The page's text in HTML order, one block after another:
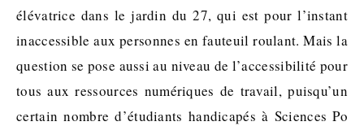
élévatrice dans le jardin du 27, qui est pour l’instant
inaccessible aux personnes en fauteuil roulant. Mais la
question se pose aussi au niveau de l’accessibilité pour
tous aux ressources numériques de travail, puisqu’un
certain nombre d’étudiants handicapés à Sciences Po